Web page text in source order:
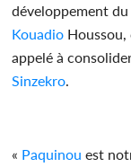
développement
Kouadio
appelé à
Sinzekro
« Paquinou est